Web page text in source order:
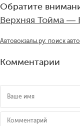
Обратите
Верхняя Тойма —
Автовокзалы.ру: поиск
Комментарии